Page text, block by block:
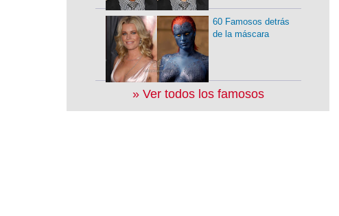
60 Famosos detrás
de la máscara
» Ver todos los famosos